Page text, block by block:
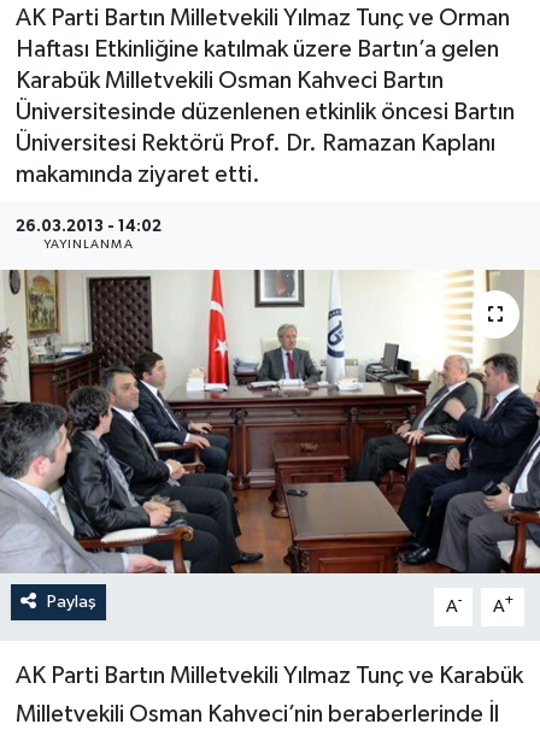
AK Parti Bartın Milletvekili Yılmaz Tunç ve Orman
Haftası Etkinliğine katılmak üzere Bartın’a gelen
Karabük Milletvekili Osman Kahveci Bartın
Üniversitesinde düzenlenen etkinlik öncesi Bartın
Üniversitesi Rektörü Prof. Dr. Ramazan Kaplanı
makamında ziyaret etti.
26.03.2013 - 14:02
YAYINLANMA
Paylaş A- A+
AK Parti Bartın Milletvekili Yılmaz Tunç ve Karabük
Milletvekili Osman Kahveci’nin beraberlerinde İl
Medya
Sağlık
Sinema
Sivil Toplum
Siyaset
Spor
Tarım
Turizm
Yaşam
Yerel Yönetimler
YEREL